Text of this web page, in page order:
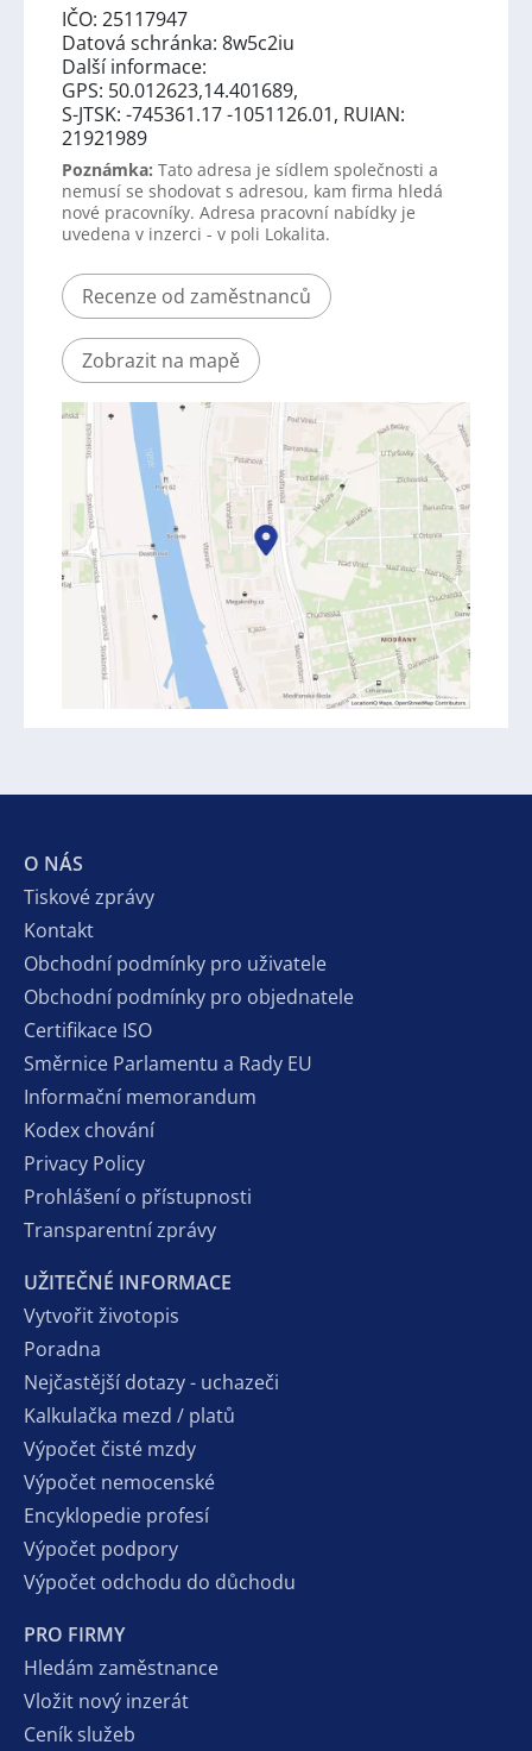
IČO: 25117947
Datová schránka: 8w5c2iu
Další informace:
GPS: 50.012623,14.401689,
S-JTSK: -745361.17 -1051126.01, RUIAN:
21921989
Poznámka: Tato adresa je sídlem společnosti a
nemusí se shodovat s adresou, kam firma hledá
nové pracovníky. Adresa pracovní nabídky je
uvedena v inzerci - v poli Lokalita.
Recenze od zaměstnanců
Zobrazit na mapě
O NÁS
Tiskové zprávy
Kontakt
Obchodní podmínky pro uživatele
Obchodní podmínky pro objednatele
Certifikace ISO
Směrnice Parlamentu a Rady EU
Informační memorandum
Kodex chování
Privacy Policy
Prohlášení o přístupnosti
Transparentní zprávy
UŽITEČNÉ INFORMACE
Vytvořit životopis
Poradna
Nejčastější dotazy - uchazeči
Kalkulačka mezd / platů
Výpočet čisté mzdy
Výpočet nemocenské
Encyklopedie profesí
Výpočet podpory
Výpočet odchodu do důchodu
PRO FIRMY
Hledám zaměstnance
Vložit nový inzerát
Ceník služeb